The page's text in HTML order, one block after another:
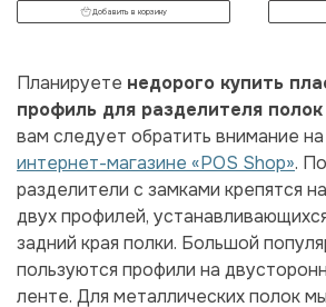
Добавить в корзину
Планируете недорого купить
профиль для разделителя
вам следует обратить внимание
интернет-магазине «POS Shop».
разделители с замками крепятся
двух профилей,
задний края полки. Большой
пользуются профили на
ленте. Для металлических полок